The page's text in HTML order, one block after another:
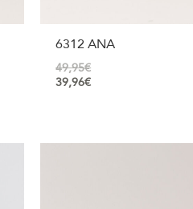
6312 ANA
49,95€
39,96€